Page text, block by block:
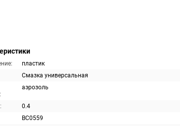
пластик
Смазка универсальная
аэрозоль
0.4
BC0559